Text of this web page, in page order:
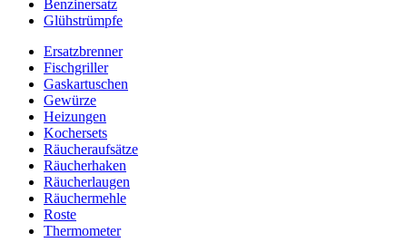
Benzinersatz
Glühstrümpfe
Ersatzbrenner
Fischgriller
Gaskartuschen
Gewürze
Heizungen
Kochersets
Räucheraufsätze
Räucherhaken
Räucherlaugen
Räuchermehle
Roste
Thermometer